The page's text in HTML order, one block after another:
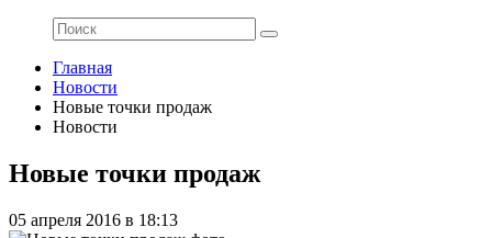
Главная
Новости
Новые точки продаж
Новости
Новые точки продаж
05 апреля 2016 в 18:13